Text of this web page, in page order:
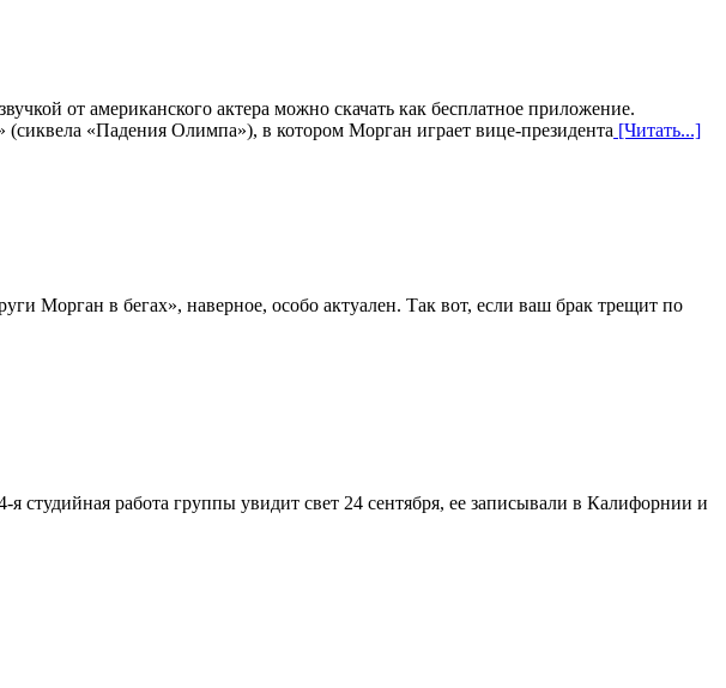
от американского актера можно скачать как бесплатное приложение.
«Падения Олимпа»), в котором Морган играет вице-президента [Читать...]
Морган в бегах», наверное, особо актуален. Так вот, если ваш брак трещит по
студийная работа группы увидит свет 24 сентября, ее записывали в Калифорнии и